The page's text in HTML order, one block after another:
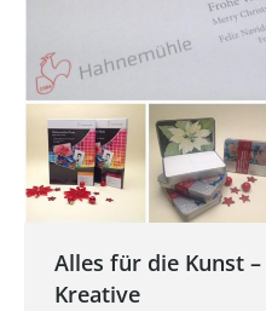
Alles für die Kunst
Kreative